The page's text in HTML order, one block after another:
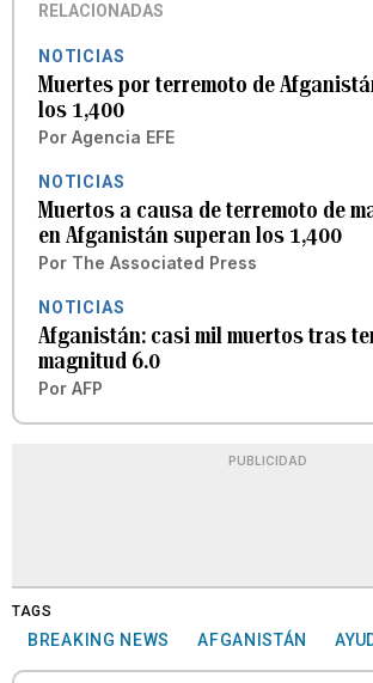
RELACIONADAS
NOTICIAS
Muertes por terremoto de
los 1,400
Por Agencia EFE
NOTICIAS
Muertos a causa de terremoto de
en Afganistán superan los 1,400
Por The Associated Press
NOTICIAS
Afganistán: casi mil muertos tras
magnitud 6.0
Por AFP
PUBLICIDAD
TAGS
BREAKING NEWS AFGANISTÁN